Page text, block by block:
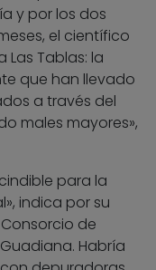
y por los dos
el científico
Tablas: la
que han llevado
a través del
males mayores»,
para la
indica por su
de
Habría